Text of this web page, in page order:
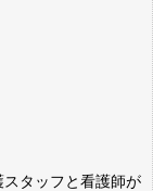
タッフと看護師が